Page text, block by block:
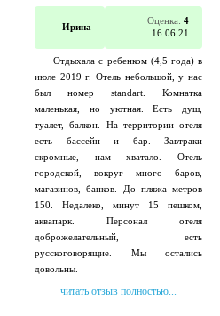
Ирина
Оценка: 4
16.06.21
Отдыхала с ребенком (4,5 года) в
июле 2019 г. Отель небольшой, у нас
был номер standart. Комнатка
маленькая, но уютная. Есть душ,
туалет, балкон. На территории отеля
есть бассейн и бар. Завтраки
скромные, нам хватало. Отель
городской, вокруг много баров,
магазинов, банков. До пляжа метров
150. Недалеко, минут 15 пешком,
аквапарк. Персонал отеля
доброжелательный, есть
русскоговорящие. Мы остались
довольны.
читать отзыв полностью...